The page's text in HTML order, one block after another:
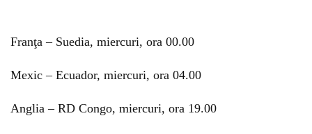
Franţa – Suedia, miercuri, ora 00.00
Mexic – Ecuador, miercuri, ora 04.00
Anglia – RD Congo, miercuri, ora 19.00